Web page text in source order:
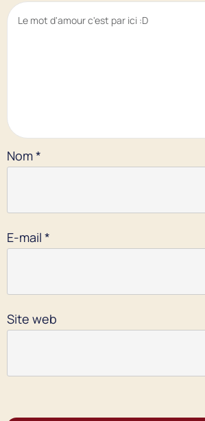
Nom*
E-mail *
Site web